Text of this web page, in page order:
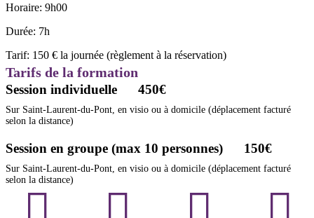
Horaire: 9h00
Durée: 7h
Tarif: 150 € la journée (règlement à la réservation)
Tarifs de la formation
Session individuelle 450€
Sur Saint-Laurent-du-Pont, en visio ou à domicile (déplacement facturé
selon la distance)
Session en groupe (max 10 personnes) 150€
Sur Saint-Laurent-du-Pont, en visio ou à domicile (déplacement facturé
selon la distance)